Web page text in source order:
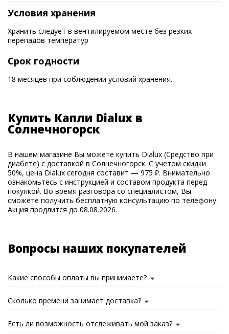
Условия хранения
Хранить следует в вентилируемом месте без резких
перепадов температур
Срок годности
18 месяцев при соблюдении условий хранения.
Купить Капли Dialux в
Солнечногорск
В нашем магазине Вы можете купить Dialux (Средство при
диабете) с доставкой в Солнечногорск. С учетом скидки
50%, цена Dialux сегодня составит — 975 ₽. Внимательно
ознакомьтесь с инструкцией и составом продукта перед
покупкой. Во время разговора со специалистом, Вы
сможете получить бесплатную консультацию по телефону.
Акция продлится до 08.08.2026.
Вопросы наших покупателей
Какие способы оплаты вы принимаете?
Сколько времени занимает доставка?
Есть ли возможность отслеживать мой заказ?